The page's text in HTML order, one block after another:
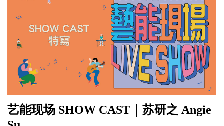
艺能现场 SHOW CAST｜苏研之 Angie